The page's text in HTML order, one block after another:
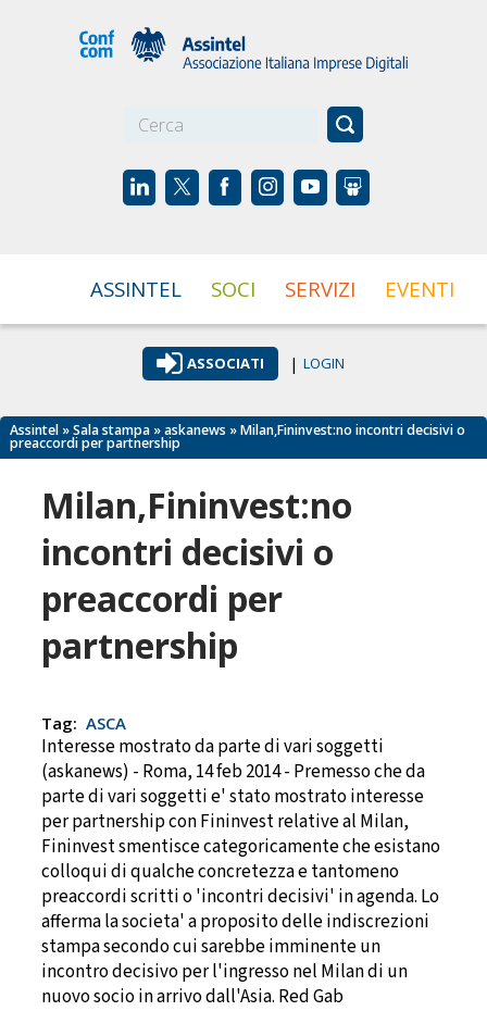
ASSINTEL SOCI SERVIZI EVENTI
ASSOCIATI | LOGIN
Assintel »Sala stampa »askanews » Milan,Fininvest:no incontri decisivi o
preaccordi per partnership
Milan,Fininvest:no
incontri decisivi o
preaccordi per
partnership
Tag: ASCA
Interesse mostrato da parte di vari soggetti
(askanews) - Roma, 14 feb 2014 - Premesso che da
parte di vari soggetti e' stato mostrato interesse
per partnership con Fininvest relative al Milan,
Fininvest smentisce categoricamente che esistano
colloqui di qualche concretezza e tantomeno
preaccordi scritti o 'incontri decisivi' in agenda. Lo
afferma la societa' a proposito delle indiscrezioni
stampa secondo cui sarebbe imminente un
incontro decisivo per l'ingresso nel Milan di un
nuovo socio in arrivo dall'Asia. Red Gab